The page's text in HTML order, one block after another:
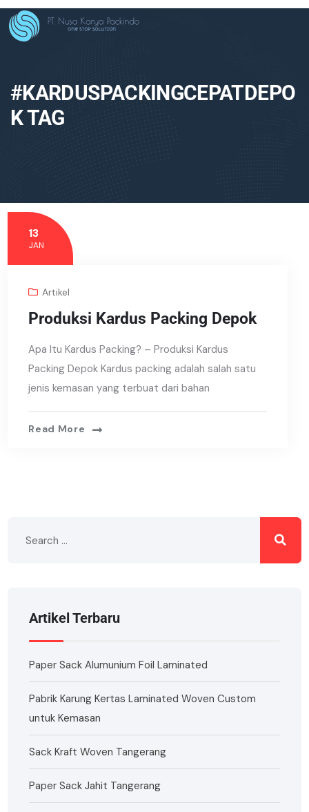
#KARDUSPACKINGCEPATDEPO
K TAG
13
JAN
Artikel
Produksi Kardus Packing Depok
Apa Itu Kardus Packing? – Produksi Kardus
Packing Depok Kardus packing adalah salah satu
jenis kemasan yang terbuat dari bahan
Read More
Artikel Terbaru
Paper Sack Alumunium Foil Laminated
Pabrik Karung Kertas Laminated Woven Custom
untuk Kemasan
Sack Kraft Woven Tangerang
Paper Sack Jahit Tangerang